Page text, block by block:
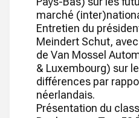
marché
Entretien du
Meindert Schut, avec
de Van Mossel
& Luxembourg) sur
différences par
néerlandais.
Présentation du